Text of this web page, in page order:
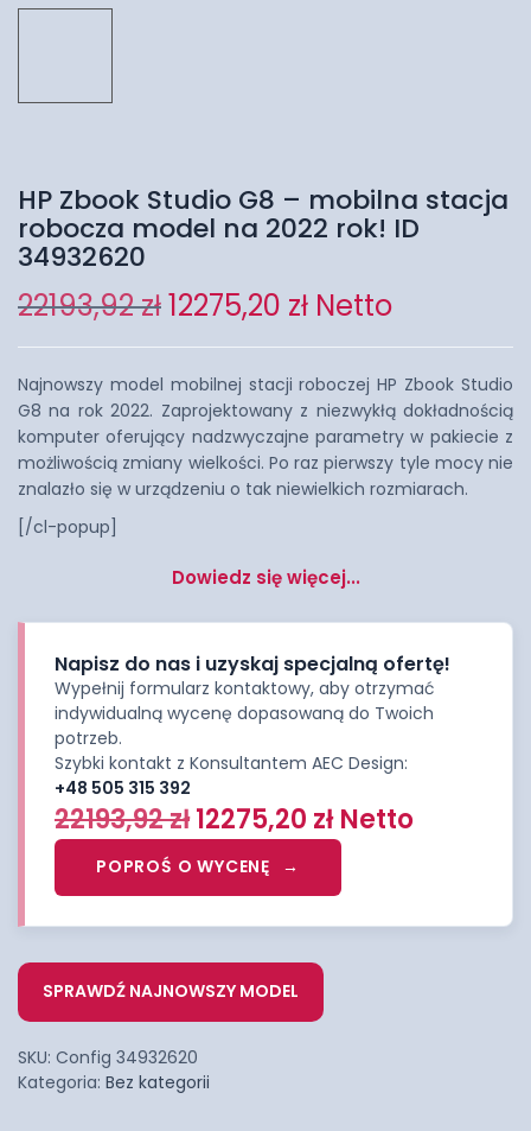
HP Zbook Studio G8 – mobilna stacja
robocza model na 2022 rok! ID
34932620
22193,92zł12275,20 zł Netto
Najnowszy model mobilnej stacji roboczej HP Zbook Studio
G8 na rok 2022. Zaprojektowany z niezwykłą dokładnością
komputer oferujący nadzwyczajne parametry w pakiecie z
możliwością zmiany wielkości. Po raz pierwszy tyle mocy nie
znalazło się w urządzeniu o tak niewielkich rozmiarach.
[/cl-popup]
Dowiedz się więcej...
Napisz do nas i uzyskaj specjalną ofertę!
Wypełnij formularz kontaktowy, aby otrzymać
indywidualną wycenę dopasowaną do Twoich
potrzeb.
Szybki kontakt z Konsultantem AEC Design:
+48 505 315 392
22193,92zł12275,20 zł Netto
POPROŚ O WYCENĘ
SPRAWDŹ NAJNOWSZY MODEL
SKU: Config 34932620
Kategoria: Bez kategorii